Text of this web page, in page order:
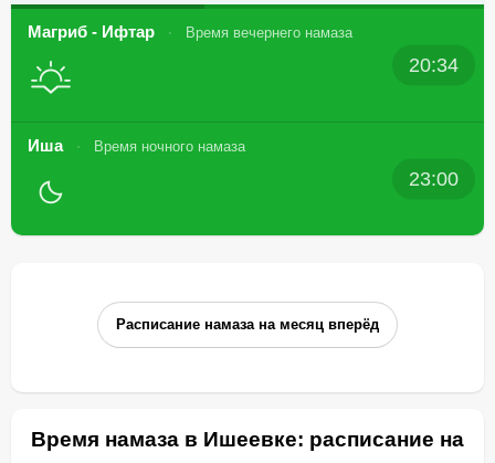
Магриб - Ифтар Время вечернего намаза
20:34
Иша Время ночного намаза
23:00
Расписание намаза на месяц вперёд
Время намаза в Ишеевке: расписание на